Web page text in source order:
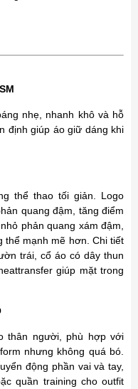
nhẹ, nhanh khô và hỗ
định giúp áo giữ dáng khi
thể thao tối giản. Logo
quang đậm, tăng điểm
phản quang xám đậm,
thể mạnh mẽ hơn. Chi tiết
trái, cổ áo có dây thun
giúp mặt trong
thân người, phù hợp với
nhưng không quá bó.
động phần vai và tay,
quần training cho outfit